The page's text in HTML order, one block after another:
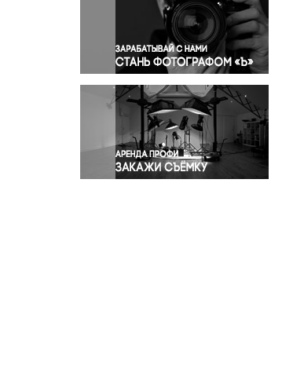
Политика
Правосудие
Происшествия и конфликты
Религия
Светская жизнь
Спорт
Экология
Экономика и бизнес